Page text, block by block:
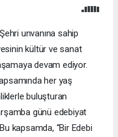
unvanına sahip
kültür ve sanat
devam ediyor.
her yaş
buluşturan
günü edebiyat
kapsamda, “Bir Edebi